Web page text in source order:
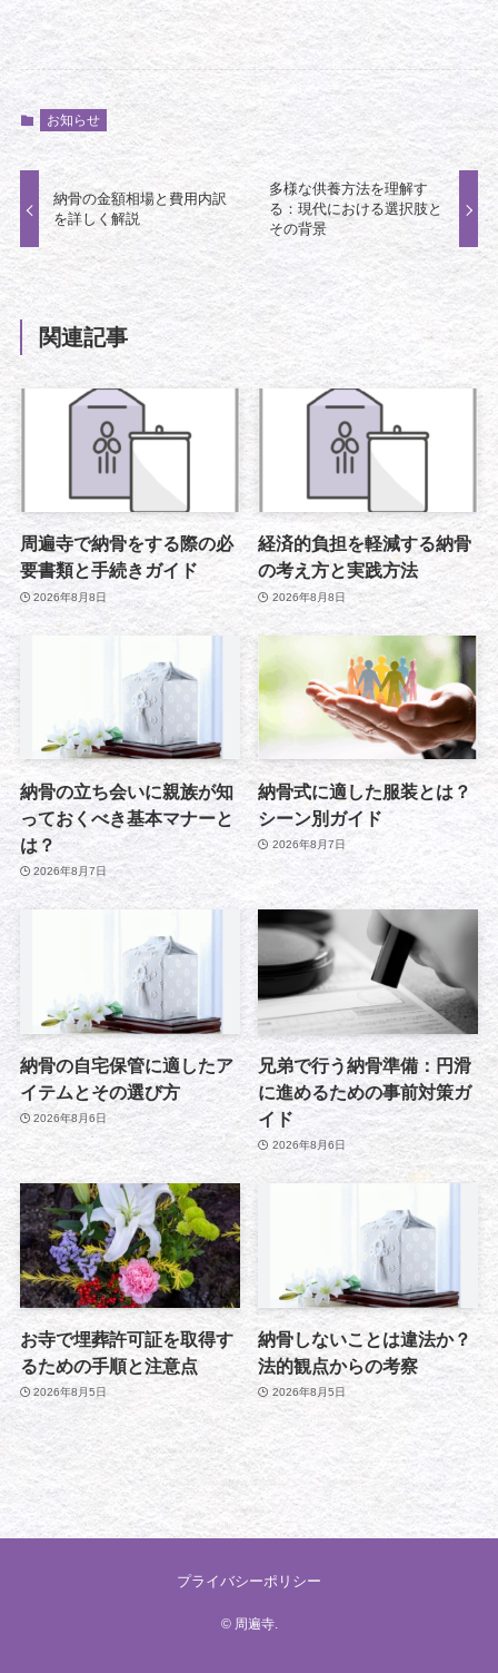
お知らせ
納骨の金額相場と費用内訳
を詳しく解説
多様な供養方法を理解す
る：現代における選択肢と
その背景
関連記事
周遍寺で納骨をする際の必
要書類と手続きガイド
2026年8月8日
経済的負担を軽減する納骨
の考え方と実践方法
2026年8月8日
納骨の立ち会いに親族が知
っておくべき基本マナーと
は？
2026年8月7日
納骨式に適した服装とは？
シーン別ガイド
2026年8月7日
納骨の自宅保管に適したア
イテムとその選び方
2026年8月6日
兄弟で行う納骨準備：円滑
に進めるための事前対策ガ
イド
2026年8月6日
お寺で埋葬許可証を取得す
るための手順と注意点
2026年8月5日
納骨しないことは違法か？
法的観点からの考察
2026年8月5日
プライバシーポリシー
©周遍寺.